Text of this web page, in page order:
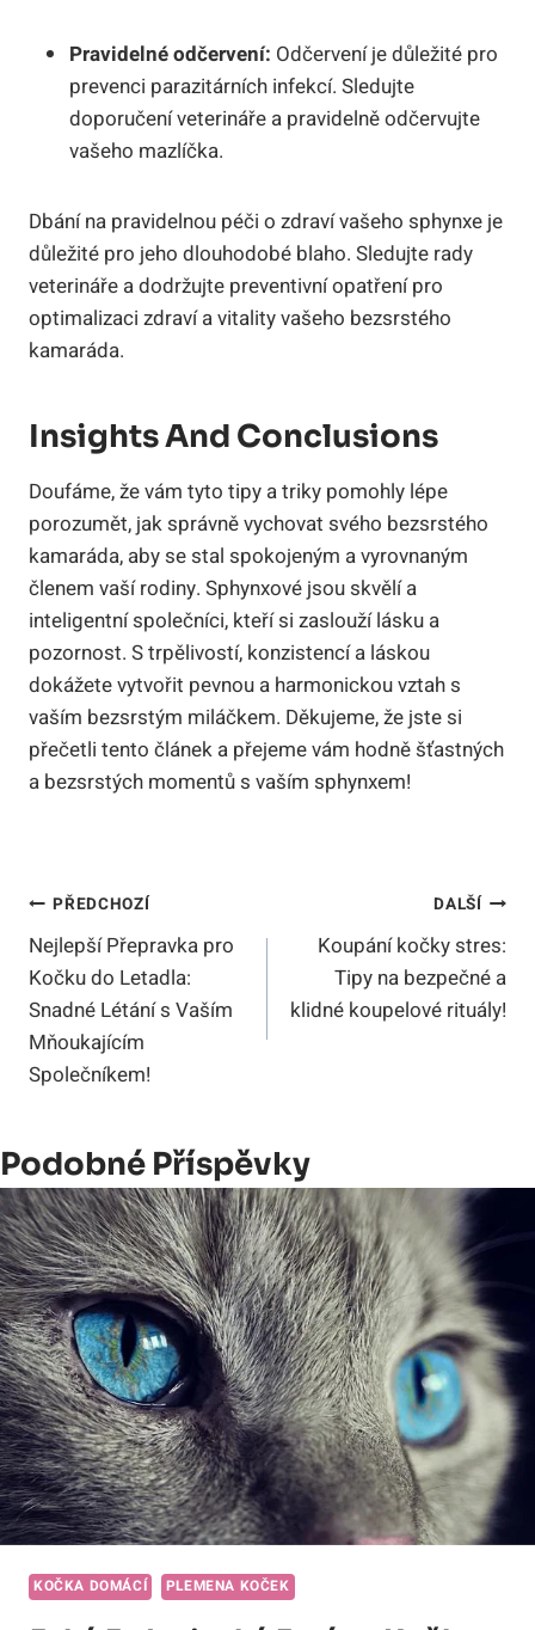
Pravidelné odčervení: Odčervení je důležité pro
prevenci parazitárních infekcí. Sledujte
doporučení veterináře a pravidelně odčervujte
vašeho mazlíčka.
Dbání na pravidelnou péči o zdraví vašeho sphynxe je
důležité pro jeho dlouhodobé blaho. Sledujte rady
veterináře a dodržujte preventivní opatření pro
optimalizaci zdraví a vitality vašeho bezsrstého
kamaráda.
Insights And Conclusions
Doufáme, že vám tyto tipy a triky pomohly lépe
porozumět, jak správně vychovat svého bezsrstého
kamaráda, aby se stal spokojeným a vyrovnaným
členem vaší rodiny. Sphynxové jsou skvělí a
inteligentní společníci, kteří si zaslouží lásku a
pozornost. S trpělivostí, konzistencí a láskou
dokážete vytvořit pevnou a harmonickou vztah s
vaším bezsrstým miláčkem. Děkujeme, že jste si
přečetli tento článek a přejeme vám hodně šťastných
a bezsrstých momentů s vaším sphynxem!
Navigace
Pro
Příspěvek
PŘEDCHOZÍ
Nejlepší Přepravka pro
Kočku do Letadla:
Snadné Létání s Vaším
Mňoukajícím
Společníkem!
DALŠÍ
Koupání kočky stres:
Tipy na bezpečné a
klidné koupelové rituály!
Podobné Příspěvky
KOČKA DOMÁCÍ PLEMENA KOČEK